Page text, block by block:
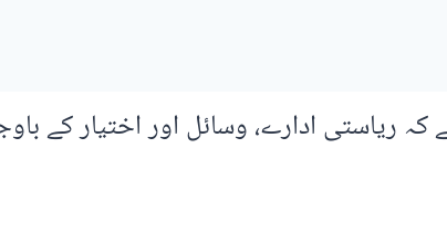
ریاستی ادارے، وسائل اور اختیار کے